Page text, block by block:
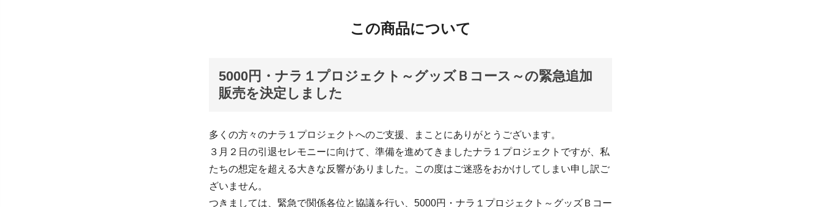
この商品について
5000円・ナラ１プロジェクト～グッズＢコース～の緊急追加
販売を決定しました
多くの方々のナラ１プロジェクトへのご支援、まことにありがとうございます。
３月２日の引退セレモニーに向けて、準備を進めてきましたナラ１プロジェクトですが、私
たちの想定を超える大きな反響がありました。この度はご迷惑をおかけしてしまい申し訳ご
ざいません。
つきましては、緊急で関係各位と協議を行い、5000円・ナラ１プロジェクト～グッズＢコー